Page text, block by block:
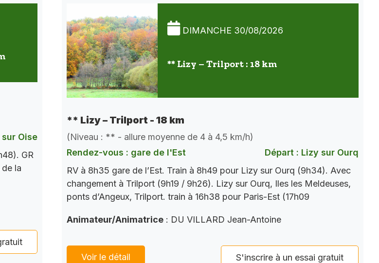
Oise
GR
la
DIMANCHE 30/08/2026
** Lizy – Trilport : 18 km
** Lizy – Trilport - 18 km
(Niveau : ** - allure moyenne de 4 à 4,5 km/h)
Rendez-vous : gare de l'Est
Départ : Lizy sur Ourq
RV à 8h35 gare de l’Est. Train à 8h49 pour Lizy sur Ourq (9h34). Avec
changement à Trilport (9h19 / 9h26). Lizy sur Ourq, Iles les Meldeuses,
ponts d’Angeux, Trilport. train à 16h38 pour Paris-Est (17h09
Animateur/Animatrice : DU VILLARD Jean-Antoine
Voir le détail S'inscrire à un essai gratuit